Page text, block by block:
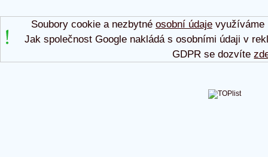
Soubory cookie a nezbytné osobní údajevyužíváme
Jak společnost Google nakládá s osobními údaji v
GDPR se dozvíte